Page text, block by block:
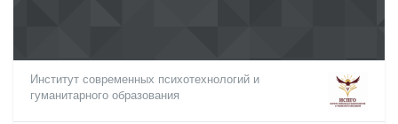
Институт современных психотехнологий и
гуманитарного образования